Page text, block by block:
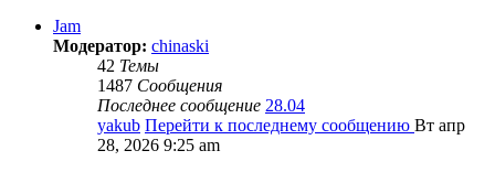
Jam
Модератор: chinaski
42 Темы
1487 Сообщения
Последнее сообщение 28.04
yakub Перейти к последнему сообщению Вт апр
28, 2026 9:25 am